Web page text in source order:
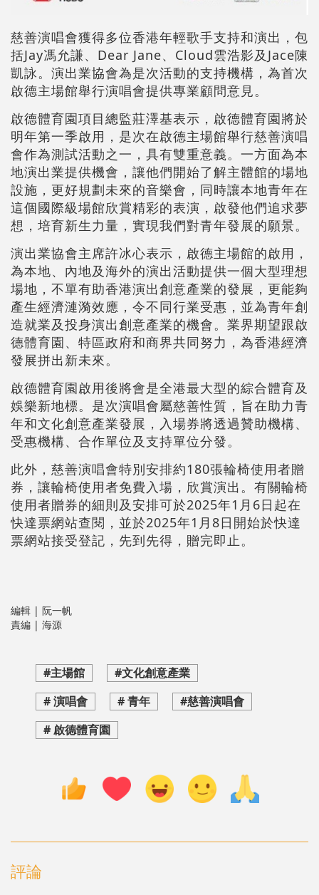
慈善演唱會獲得多位香港年輕歌手支持和演出，包
括Jay馮允謙、Dear Jane、Cloud雲浩影及Jace陳
凱詠。演出業協會為是次活動的支持機構，為首次
啟德主場館舉行演唱會提供專業顧問意見。
啟德體育園項目總監莊澤基表示，啟德體育園將於
明年第一季啟用，是次在啟德主場館舉行慈善演唱
會作為測試活動之一，具有雙重意義。一方面為本
地演出業提供機會，讓他們開始了解主體館的場地
設施，更好規劃未來的音樂會，同時讓本地青年在
這個國際級場館欣賞精彩的表演，啟發他們追求夢
想，培育新生力量，實現我們對青年發展的願景。
演出業協會主席許冰心表示，啟德主場館的啟用，
為本地、內地及海外的演出活動提供一個大型理想
場地，不單有助香港演出創意產業的發展，更能夠
產生經濟漣漪效應，令不同行業受惠，並為青年創
造就業及投身演出創意產業的機會。業界期望跟啟
德體育園、特區政府和商界共同努力，為香港經濟
發展拼出新未來。
啟德體育園啟用後將會是全港最大型的綜合體育及
娛樂新地標。是次演唱會屬慈善性質，旨在助力青
年和文化創意產業發展，入場券將透過贊助機構、
受惠機構、合作單位及支持單位分發。
此外，慈善演唱會特別安排約180張輪椅使用者贈
券，讓輪椅使用者免費入場，欣賞演出。有關輪椅
使用者贈券的細則及安排可於2025年1月6日起在
快達票網站查閱，並於2025年1月8日開始於快達
票網站接受登記，先到先得，贈完即止。
編輯 | 阮一帆
責編 | 海源
#主場館
#文化創意產業
# 演唱會
# 青年
#慈善演唱會
# 啟德體育園
評論